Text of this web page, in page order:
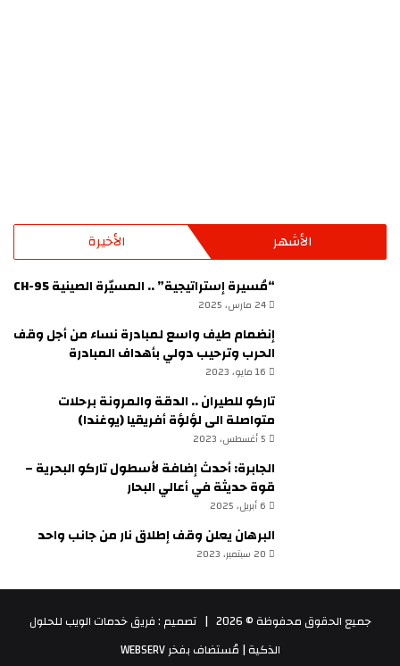
الأشهر الأخيرة
“مُسيرة إستراتيجية” .. المسيّرة الصينية CH-95
24 مارس، 2025
إنضمام طيف واسع لمبادرة نساء من أجل وقف
الحرب وترحيب دولي بأهداف المبادرة
16 مايو، 2023
تاركو للطيران .. الدقة والمرونة برحلات
متواصلة الى لؤلؤة أفريقيا (يوغندا)
5 أغسطس، 2023
الجابرة: أحدث إضافة لأسطول تاركو البحرية –
قوة حديثة في أعالي البحار
6 أبريل، 2025
البرهان يعلن وقف إطلاق نار من جانب واحد
20 سبتمبر، 2023
جميع الحقوق محفوظة © 2026 |
تصميم : فريق خدمات الويب للحلول
الذكية | مُستضاف بفخرWEBSERV